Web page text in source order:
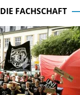
DIE FACHSCHAFT